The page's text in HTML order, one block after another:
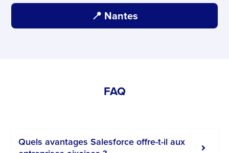
📍 Nantes
FAQ
Quels avantages Salesforce offre-t-il aux